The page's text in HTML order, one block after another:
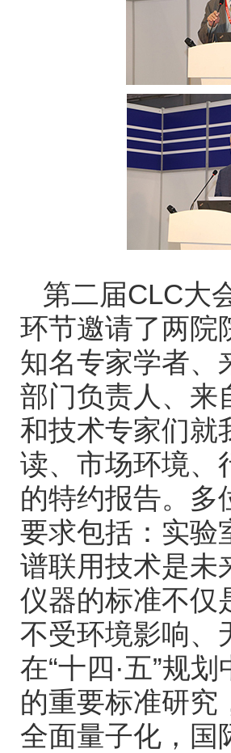
第二届CLC大
环节邀请了两院
知名专家学者、
部门负责人、来
和技术专家们就
读、市场环境、
的特约报告。多
要求包括：实验
谱联用技术是未
仪器的标准不仅
不受环境影响、
在“十四·五”规
的重要标准研究
全面量子化，国